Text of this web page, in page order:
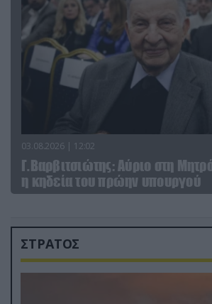
03.08.2026 | 12:02
Γ.Βαρβιτσιώτης: Aύριο στη
η κηδεία του πρώην υπουργού
ΣΤΡΑΤΟΣ